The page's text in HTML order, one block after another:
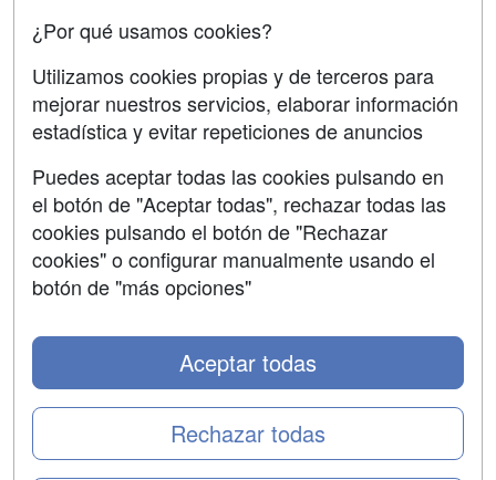
Contactar
Confidencialidad
Copyleft
SÍGUENOS EN:
¿Por qué usamos cookies?
Utilizamos cookies propias y de terceros para
mejorar nuestros servicios, elaborar información
estadística y evitar repeticiones de anuncios
Puedes aceptar todas las cookies pulsando en
el botón de "Aceptar todas", rechazar todas las
cookies pulsando el botón de "Rechazar
cookies" o configurar manualmente usando el
botón de "más opciones"
Rechazar todas
Aceptar todas